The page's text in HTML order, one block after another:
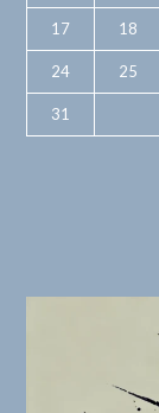
17 18
24 25
31